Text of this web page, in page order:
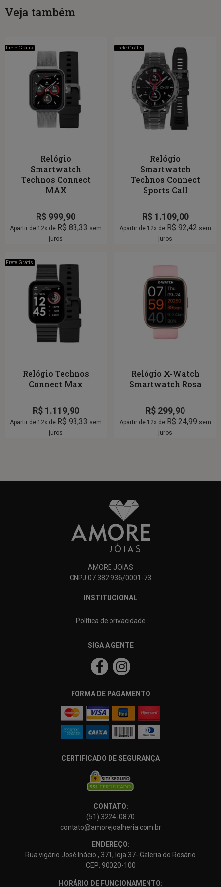
Veja também
Frete Grátis
Relógio
Smartwatch
Technos Connect
MAX
R$ 999,90
Apartir de 12x de R$ 83,33 sem
juros
Frete Grátis
Relógio
Smartwatch
Technos Connect
Sports Call
R$1.109,00
Apartir de 12x de R$ 92,42 sem
juros
Frete Grátis
Relógio Technos
Connect Max
R$1.119,90
Apartir de 12x de R$ 93,33 sem
juros
Relógio X-Watch
Smartwatch Rosa
R$ 299,90
Apartir de 12x de R$ 24,99 sem
juros
AMORE JOIAS
CNPJ 07.382.936/0001-73
INSTITUCIONAL
Política de privacidade
SIGA A GENTE
FORMA DE PAGAMENTO
CERTIFICADO DE SEGURANÇA
CONTATO:
(51) 3224-0870
contato@amorejoalheria.com.br
ENDEREÇO:
Rua vigário José Inácio , 371, loja 37- Galeria do Rosário
CEP: 90020-100
HORÁRIO DE FUNCIONAMENTO: